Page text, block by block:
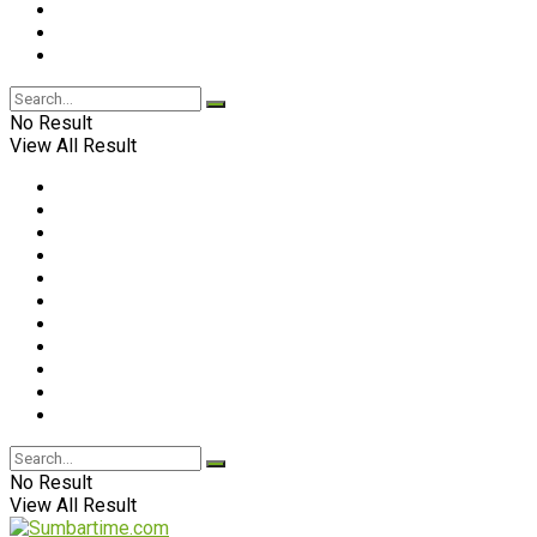
No Result
View All Result
No Result
View All Result